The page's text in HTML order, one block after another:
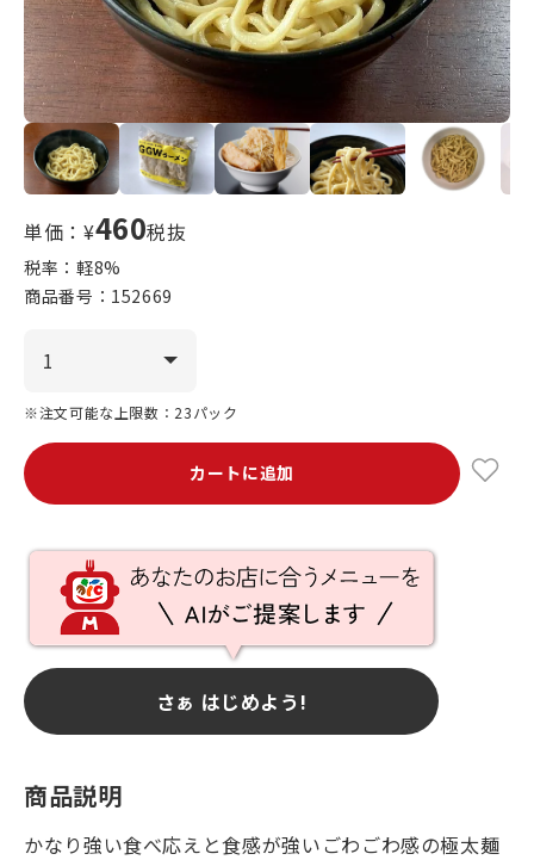
単価：¥460税抜
税率：軽8%
商品番号： 152669
※注文可能な上限数：23パック
カートに追加
さぁ はじめよう!
商品説明
かなり強い食べ応えと食感が強いごわごわ感の極太麺